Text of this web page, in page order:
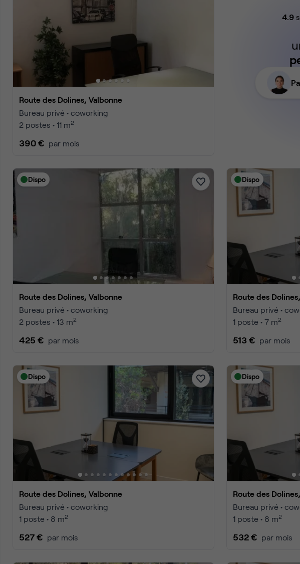
Route des Dolines, Valbonne
Bureau privé • coworking
2 postes • 11 m2
390 € par mois
4.9
Dispo
Route des Dolines, Valbonne
Bureau privé • coworking
2 postes • 13 m2
425 € par mois
Dispo
Route des
Bureau privé •
1 poste • 7 m2
513 € par mois
Dispo
Route des Dolines, Valbonne
Bureau privé • coworking
1 poste • 8 m2
527 € par mois
Dispo
Route des
Bureau privé •
1 poste • 8 m2
532 € par mois